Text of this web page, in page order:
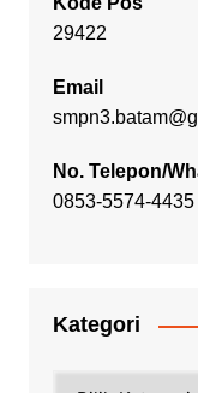
29422
Email
No. Telepon/
0853-5574-4435
Kategori